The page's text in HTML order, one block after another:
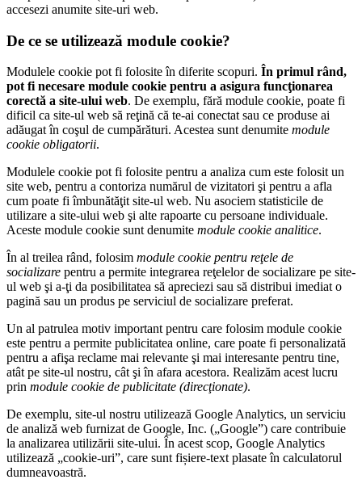
accesezi anumite site-uri web.
De ce se utilizează module cookie?
Modulele cookie pot fi folosite în diferite scopuri. În primul rând,
pot fi necesare module cookie pentru a asigura funcţionarea
corectă a site-ului web. De exemplu, fără module cookie, poate fi
dificil ca site-ul web să reţină că te-ai conectat sau ce produse ai
adăugat în coşul de cumpărături. Acestea sunt denumite module
cookie obligatorii.
Modulele cookie pot fi folosite pentru a analiza cum este folosit un
site web, pentru a contoriza numărul de vizitatori şi pentru a afla
cum poate fi îmbunătăţit site-ul web. Nu asociem statisticile de
utilizare a site-ului web şi alte rapoarte cu persoane individuale.
Aceste module cookie sunt denumite module cookie analitice.
În al treilea rând, folosim module cookie pentru reţele de
socializare pentru a permite integrarea reţelelor de socializare pe site-
ul web şi a-ţi da posibilitatea să apreciezi sau să distribui imediat o
pagină sau un produs pe serviciul de socializare preferat.
Un al patrulea motiv important pentru care folosim module cookie
este pentru a permite publicitatea online, care poate fi personalizată
pentru a afişa reclame mai relevante şi mai interesante pentru tine,
atât pe site-ul nostru, cât şi în afara acestora. Realizăm acest lucru
prin module cookie de publicitate (direcţionate).
De exemplu, site-ul nostru utilizează Google Analytics, un serviciu
de analiză web furnizat de Google, Inc. („Google”) care contribuie
la analizarea utilizării site-ului. În acest scop, Google Analytics
utilizează „cookie-uri”, care sunt fișiere-text plasate în calculatorul
dumneavoastră.